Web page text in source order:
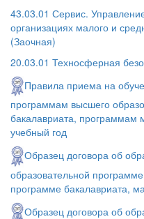
43.03.01 Сервис.
организациях малого и
(Заочная)
20.03.01 Техносферная
Правила приема на
программам высшего
бакалавриата, программам
учебный год
Образец договора об
образовательной
программе бакалавриата,
Образец договора об